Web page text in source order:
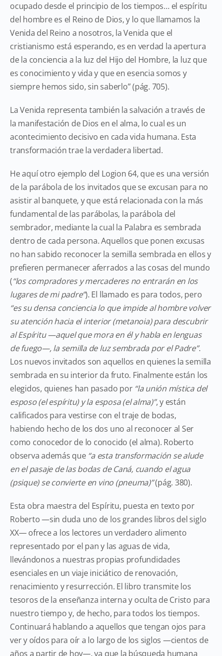
ocupado desde el principio de los tiempos… el espíritu
del hombre es el Reino de Dios, y lo que llamamos la
Venida del Reino a nosotros, la Venida que el
cristianismo está esperando, es en verdad la apertura
de la conciencia a la luz del Hijo del Hombre, la luz que
es conocimiento y vida y que en esencia somos y
siempre hemos sido, sin saberlo” (pág. 705).
La Venida representa también la salvación a través de
la manifestación de Dios en el alma, lo cual es un
acontecimiento decisivo en cada vida humana. Esta
transformación trae la verdadera libertad.
He aquí otro ejemplo del Logion 64, que es una versión
de la parábola de los invitados que se excusan para no
asistir al banquete, y que está relacionada con la más
fundamental de las parábolas, la parábola del
sembrador, mediante la cual la Palabra es sembrada
dentro de cada persona. Aquellos que ponen excusas
no han sabido reconocer la semilla sembrada en ellos y
prefieren permanecer aferrados a las cosas del mundo
(“los compradores y mercaderes no entrarán en los
lugares de mi padre”). El llamado es para todos, pero
“es su densa conciencia lo que impide al hombre volver
su atención hacia el interior (metanoia) para descubrir
al Espíritu —aquel que mora en él y habla en lenguas
de fuego—, la semilla de luz sembrada por el Padre”.
Los nuevos invitados son aquellos en quienes la semilla
sembrada en su interior da fruto. Finalmente están los
elegidos, quienes han pasado por “la unión mística del
esposo (el espíritu) y la esposa (el alma)”, y están
calificados para vestirse con el traje de bodas,
habiendo hecho de los dos uno al reconocer al Ser
como conocedor de lo conocido (el alma). Roberto
observa además que “a esta transformación se alude
en el pasaje de las bodas de Caná, cuando el agua
(psique) se convierte en vino (pneuma)”(pág. 380).
Esta obra maestra del Espíritu, puesta en texto por
Roberto —sin duda uno de los grandes libros del siglo
XX— ofrece a los lectores un verdadero alimento
representado por el pan y las aguas de vida,
llevándonos a nuestras propias profundidades
esenciales en un viaje iniciático de renovación,
renacimiento y resurrección. El libro transmite los
tesoros de la enseñanza interna y oculta de Cristo para
nuestro tiempo y, de hecho, para todos los tiempos.
Continuará hablando a aquellos que tengan ojos para
ver y oídos para oír a lo largo de los siglos —cientos de
años a partir de hoy—, ya que la búsqueda humana